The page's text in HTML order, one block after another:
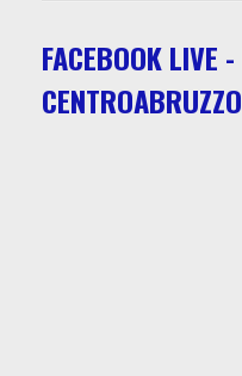
FACEBOOK LIVE